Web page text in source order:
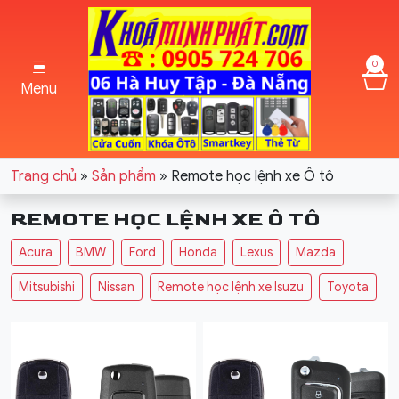
Menu
0
Trang chủ » Sản phẩm » Remote học lệnh xe Ô tô
REMOTE HỌC LỆNH XE Ô TÔ
Acura BMW Ford Honda Lexus Mazda
Mitsubishi Nissan Remote học lệnh xe Isuzu Toyota